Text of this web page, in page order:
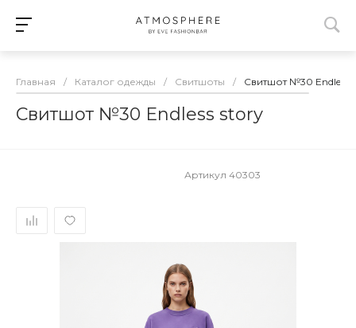
Главная / Каталог одежды / Свитшоты / Свитшот №30 Endless
Свитшот №30 Endless story
Артикул 40303